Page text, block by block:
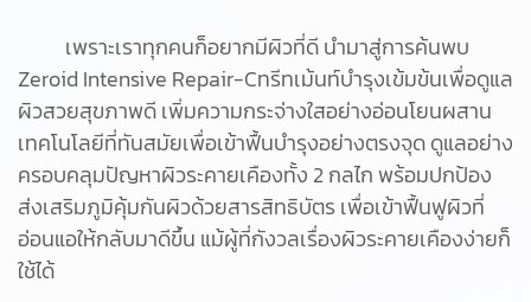
เพราะเราทุกคนก็อยากมีผิวที่ดี นำมาสู่การค้นพบ
Zeroid Intensive Repair-Cทรีทเม้นท์บำรุงเข้มข้นเพื่อดูแล
ผิวสวยสุขภาพดี เพิ่มความกระจ่างใสอย่างอ่อนโยนผสาน
เทคโนโลยีที่ทันสมัยเพื่อเข้าฟื้นบำรุงอย่างตรงจุด ดูแลอย่าง
ครอบคลุมปัญหาผิวระคายเคืองทั้ง 2 กลไก พร้อมปกป้อง
ส่งเสริมภูมิคุ้มกันผิวด้วยสารสิทธิบัตร เพื่อเข้าฟื้นฟูผิวที่
อ่อนแอให้กลับมาดีขึ้น แม้ผู้ที่กังวลเรื่องผิวระคายเคืองง่ายก็
ใช้ได้